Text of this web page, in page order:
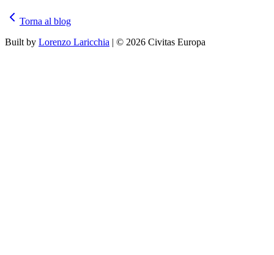
Torna al blog
Built by Lorenzo Laricchia | © 2026 Civitas Europa